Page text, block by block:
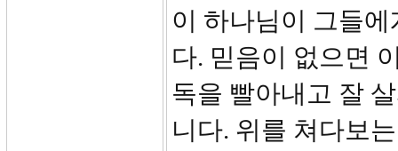
이 하나님이 그들
다. 믿음이 없으면
독을 빨아내고 잘
니다. 위를 쳐다보